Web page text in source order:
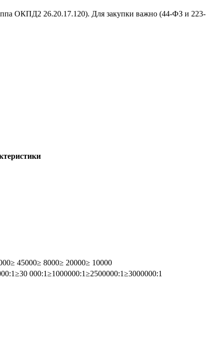
ОКПД2 26.20.17.120). Для закупки важно (44-ФЗ и 223-
≥ 45000≥ 8000≥ 20000≥ 10000
≥30 000:1≥1000000:1≥2500000:1≥3000000:1